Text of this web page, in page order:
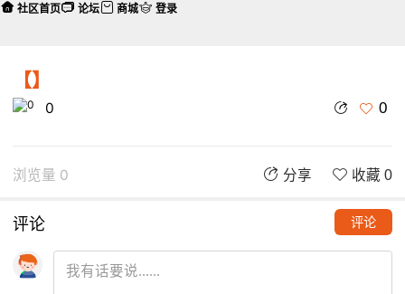
【】
0 0
浏览量 0 分享 收藏 0
评论 评论
社区首页 论坛 商城 登录